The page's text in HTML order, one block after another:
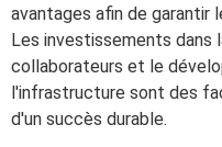
avantages afin de garantir
Les investissements dans
collaborateurs et le
l'infrastructure sont des
d'un succès durable.